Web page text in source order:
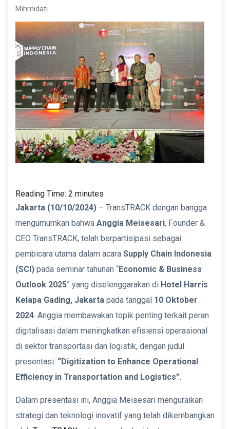
Mihmidati
Reading Time: 2 minutes
Jakarta (10/10/2024) – TransTRACK dengan bangga
mengumumkan bahwa Anggia Meisesari, Founder &
CEO TransTRACK, telah berpartisipasi sebagai
pembicara utama dalam acara Supply Chain Indonesia
(SCI) pada seminar tahunan “Economic & Business
Outlook 2025” yang diselenggarakan di Hotel Harris
Kelapa Gading, Jakarta pada tanggal 10 Oktober
2024. Anggia membawakan topik penting terkait peran
digitalisasi dalam meningkatkan efisiensi operasional
di sektor transportasi dan logistik, dengan judul
presentasi: “Digitization to Enhance Operational
Efficiency in Transportation and Logistics”.
Dalam presentasi ini, Anggia Meisesari menguraikan
strategi dan teknologi inovatif yang telah dikembangkan